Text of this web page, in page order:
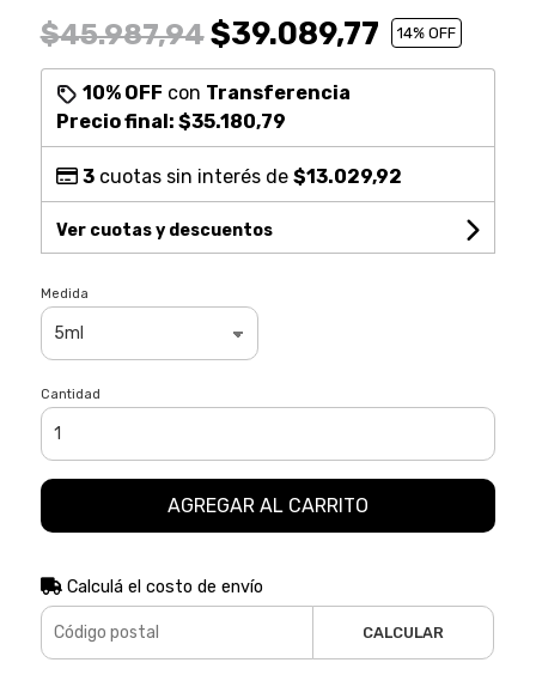
$45.987,94$39.089,77 14% OFF
10% OFF con Transferencia
Precio final: $35.180,79
3cuotas sin interés de $13.029,92
Ver cuotas y descuentos
Medida
Cantidad
AGREGAR AL CARRITO
Calculá el costo de envío
CALCULAR